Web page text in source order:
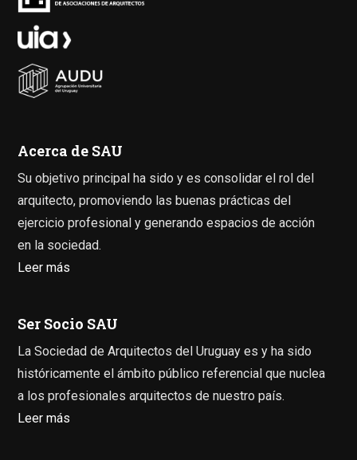
Acerca de SAU
Su objetivo principal ha sido y es consolidar el rol del
arquitecto, promoviendo las buenas prácticas del
ejercicio profesional y generando espacios de acción
en la sociedad.
Leer más
Ser Socio SAU
La Sociedad de Arquitectos del Uruguay es y ha sido
históricamente el ámbito público referencial que nuclea
a los profesionales arquitectos de nuestro país.
Leer más